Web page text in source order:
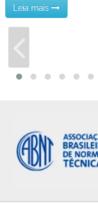
Leia mais